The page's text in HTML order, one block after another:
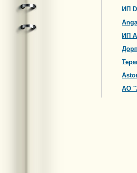
ИП
ИП
АО